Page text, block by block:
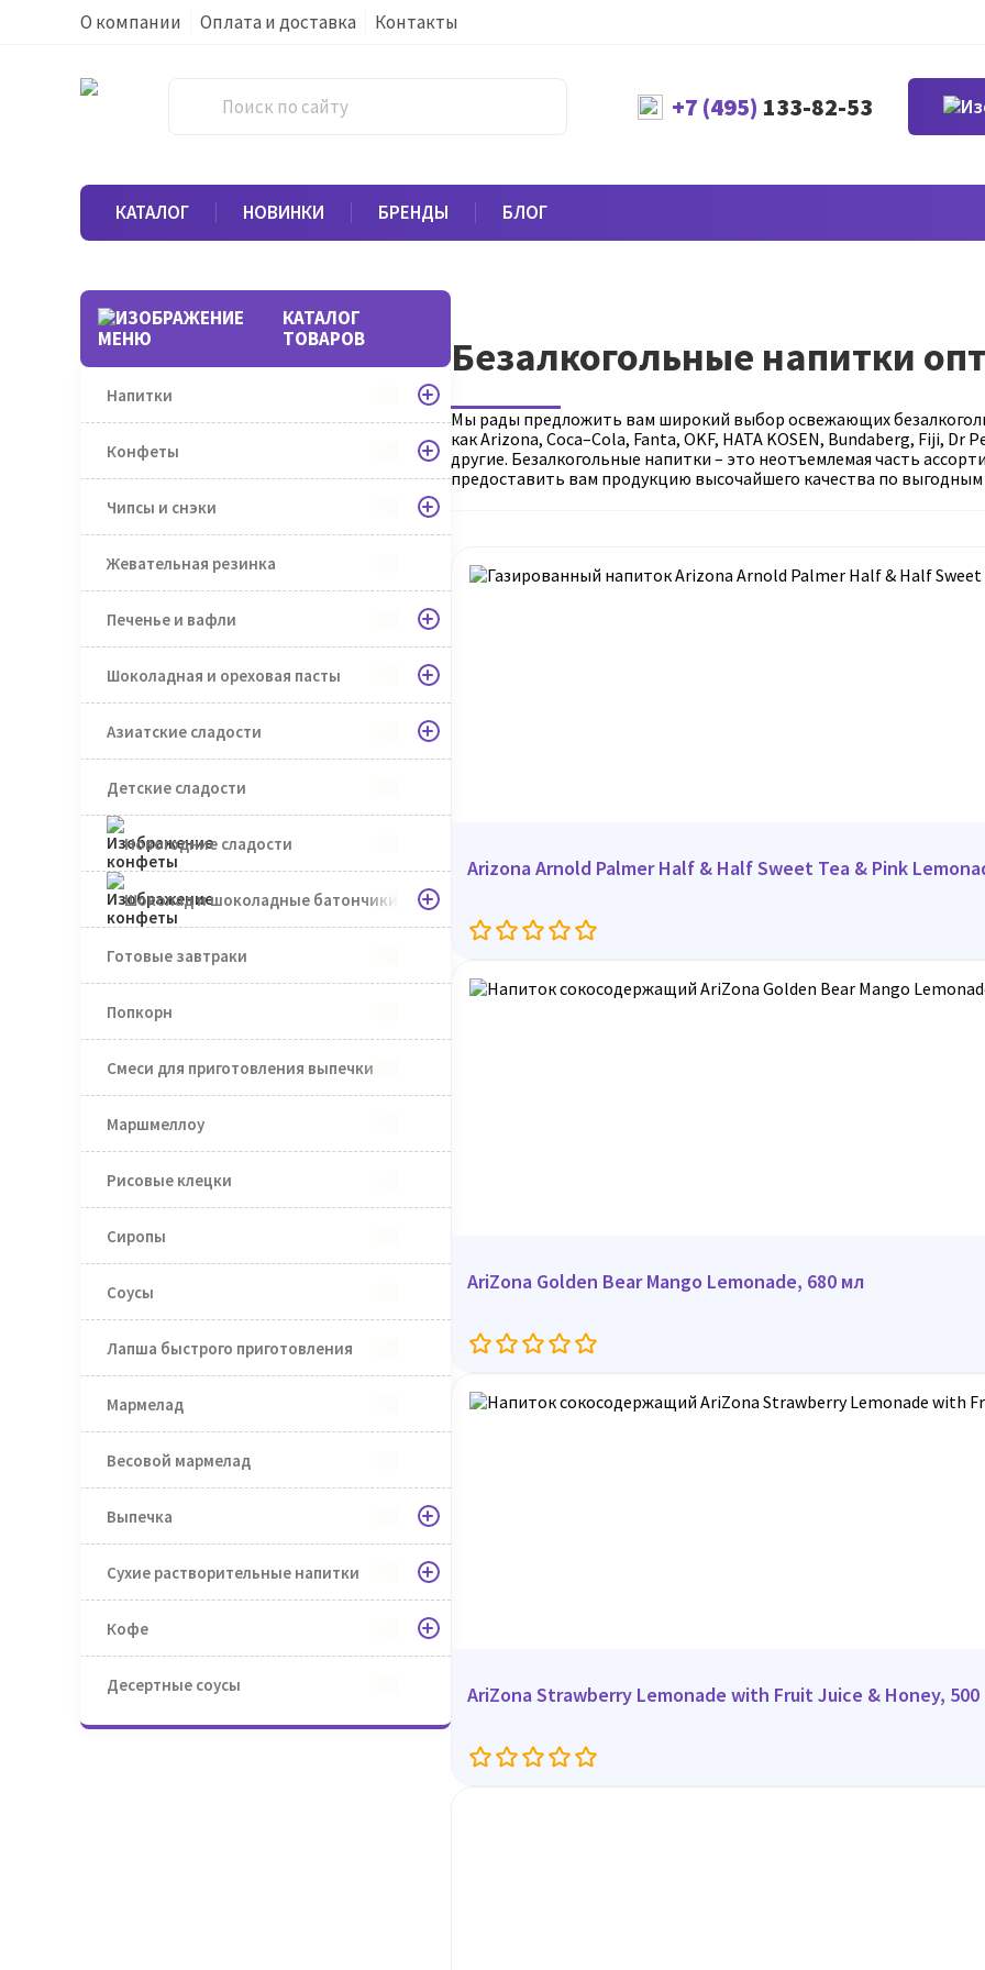
О компании Оплата и доставка Контакты
+7 (495) 133-82-53
КАТАЛОГ НОВИНКИ БРЕНДЫ БЛОГ
КАТАЛОГ
ТОВАРОВ
Напитки
Конфеты
Чипсы и снэки
Жевательная резинка
Печенье и вафли
Шоколадная и ореховая пасты
Азиатские сладости
Детские сладости
Новогодние сладости
Шоколад и шоколадные батончики
Готовые завтраки
Попкорн
Смеси для приготовления выпечки
Маршмеллоу
Рисовые клецки
Сиропы
Соусы
Лапша быстрого приготовления
Мармелад
Весовой мармелад
Выпечка
Сухие растворительные напитки
Кофе
Десертные соусы
Безалкогольные напитки
Мы рады предложить вам широкий выбор освежающих
как Arizona, Coca–Cola, Fanta, OKF, HATA KOSEN, Bundaberg, Fiji,
другие. Безалкогольные напитки – это неотъемлемая часть
предоставить вам продукцию высочайшего качества по
Arizona Arnold Palmer Half & Half Sweet Tea & Pink
AriZona Golden Bear Mango Lemonade, 680 мл
AriZona Strawberry Lemonade with Fruit Juice & Honey, 500